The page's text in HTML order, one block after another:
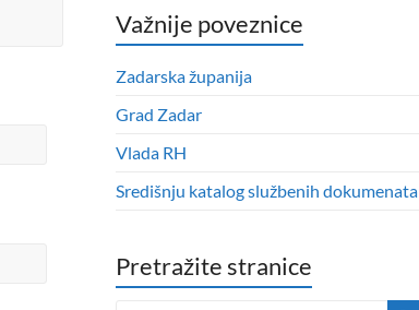
Važnije poveznice
Zadarska županija
Grad Zadar
Vlada RH
Središnju katalog službenih dokumenata
Pretražite stranice